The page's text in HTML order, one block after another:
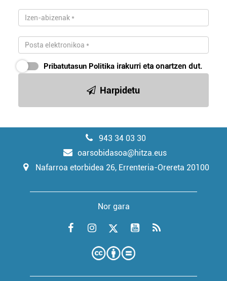
Pribatutasun Politika irakurri eta onartzen dut.
Harpidetu
943 34 03 30
oarsobidasoa@hitza.eus
Nafarroa etorbidea 26, Errenteria-Orereta 20100
Nor gara